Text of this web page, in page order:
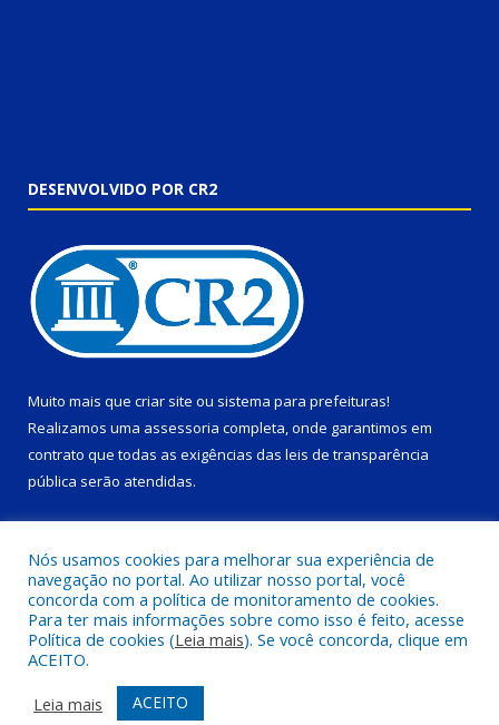
DESENVOLVIDO POR CR2
Muito mais que criar site ou sistema para prefeituras!
Realizamos uma assessoria completa, onde garantimos em
contrato que todas as exigências das leis de transparência
pública serão atendidas.
Todos os direitos reservados a Prefeitura Municipal de Ponta de
Nós usamos cookies para melhorar sua experiência de
navegação no portal. Ao utilizar nosso portal, você
concorda com a política de monitoramento de cookies.
Para ter mais informações sobre como isso é feito, acesse
Política de cookies (Leia mais). Se você concorda, clique em
ACEITO.
Leia mais
ACEITO